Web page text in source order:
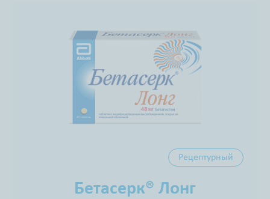
Рецептурный
Бетасерк® Лонг